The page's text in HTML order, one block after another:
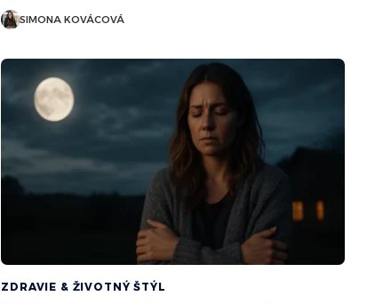
SIMONA KOVÁCOVÁ
ZDRAVIE & ŽIVOTNÝ ŠTÝL